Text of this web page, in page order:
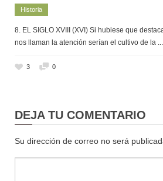
Historia
8. EL SIGLO XVIII (XVI) Si hubiese que
nos llaman la atención serían el cultivo de la
3 0
DEJA TU COMENTARIO
Su dirección de correo no será